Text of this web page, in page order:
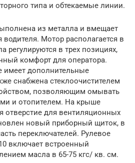
типа и обтекаемые линии.
из металла и вмещает
водителя. Мотор располагается в
регулируются в трех позициях,
комфорт для оператора.
имеет дополнительные
снабжена стеклоочистителем
позволяющим омывать
и отопителем. На крыше
отверстие для вентиляционных
новый приборный щиток, в
переключателей. Рулевое
включает встроенный
масла в 65-75 кгс/ кв. см.